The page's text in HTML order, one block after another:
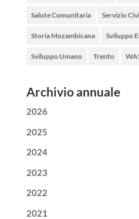
Salute Comunitaria Servizio
Storia Mozambicana Sviluppo
Sviluppo Umano Trento
Archivio annuale
2026
2025
2024
2023
2022
2021